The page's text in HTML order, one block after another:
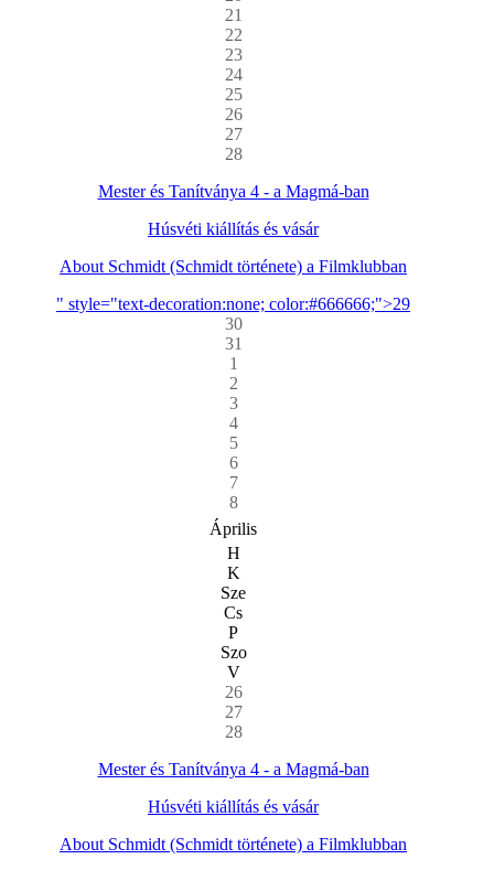
21
22
23
24
25
26
27
28
Mester és Tanítványa 4 - a Magmá-ban
Húsvéti kiállítás és vásár
About Schmidt (Schmidt története) a Filmklubban
" style="text-decoration:none; color:#666666;">29
30
31
1
2
3
4
5
6
7
8
Április
H
K
Sze
Cs
P
Szo
V
26
27
28
Mester és Tanítványa 4 - a Magmá-ban
Húsvéti kiállítás és vásár
About Schmidt (Schmidt története) a Filmklubban